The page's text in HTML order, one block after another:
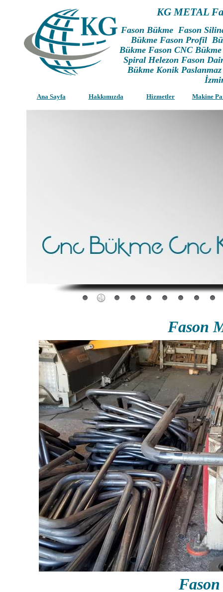
KG METAL
Fason Bükme Fason
Bükme Fason Profil
Bükme Fason CNC
Spiral Helezon Fason
Bükme Konik
Ana Sayfa Hakkımızda Hizmetler Makine
Fason